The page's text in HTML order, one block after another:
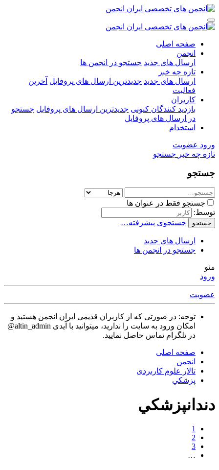
صفحه اصلی
انجمن
ارسال های جدید جستجو در انجمن ها
تازه چه خبر
ارسال های جدید جدیدترین ارسال های پروفایل آخرین
فعالیت
کاربران
بازدید کنندگان کنونی جدیدترین ارسال های پروفایل جستجو
در ارسال های پروفایل
استخدام
ورود عضویت
تازه چه خبر جستجو
جستجو
جستجو فقط در عنوان ها
توسط:
جستجو جستجوی پیشرفته…
ارسال های جدید
جستجو در انجمن ها
منو
ورود
عضویت
توجه: در صورتی که از کاربران قدیمی ایران انجمن هستید و
امکان ورود به سایت را ندارید، میتوانید با آیدی altin_admin@
در تلگرام تماس حاصل نمایید.
صفحه اصلی
انجمن
تالار علوم كاربردی
پزشكي
دندانپزشكي
1
2
3
…